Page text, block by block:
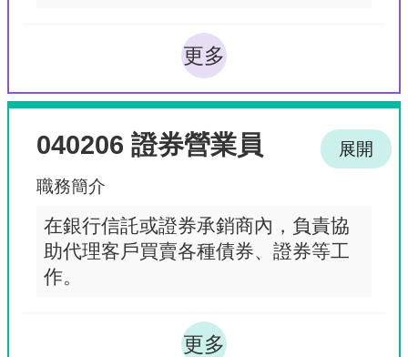
資決策考量之工作，以達成整體營運
更多
040206 證券營業員
職務簡介
在銀行信託或證券承銷商內，負責協
助代理客戶買賣各種債券、證券等工
作。
更多
展開